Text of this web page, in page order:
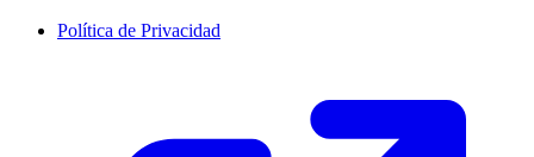
Política de Privacidad